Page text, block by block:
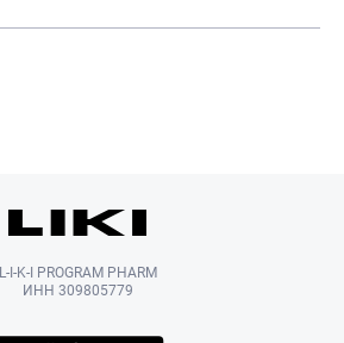
L-I-K-I PROGRAM PHARM
ИНН 309805779